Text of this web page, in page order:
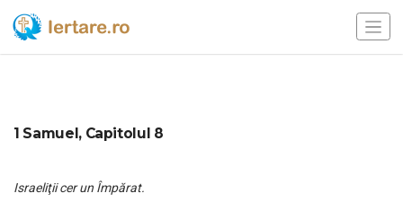
1 Samuel, Capitolul 8
Israeliţii cer un Împărat.